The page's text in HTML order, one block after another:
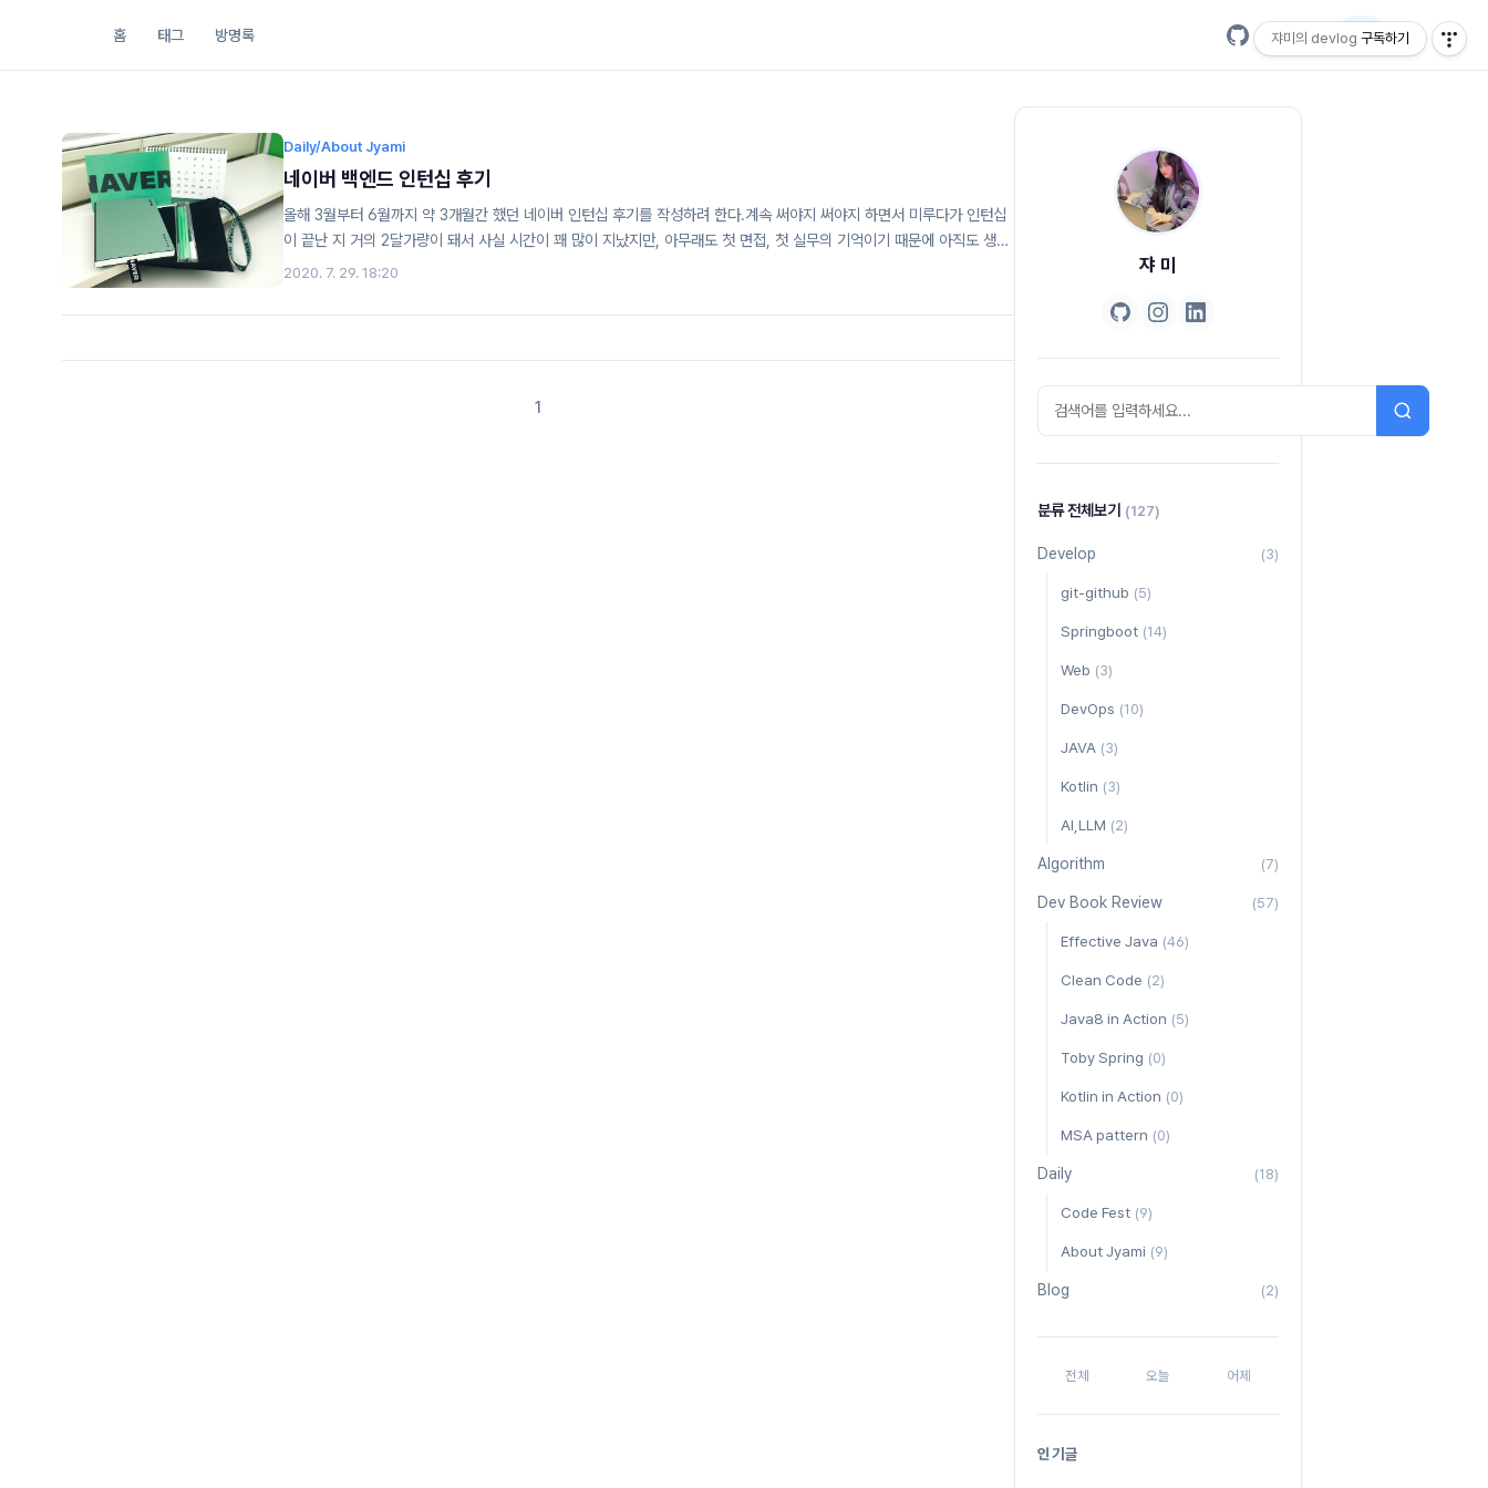
홈 태그 방명록 EN
Daily/About Jyami
네이버 백엔드 인턴십 후기
올해 3월부터 6월까지 약 3개월간 했던 네이버 인턴십 후기를 작성하려 한다.계속 써야지 써야지 하면서 미루다가 인턴십
이 끝난 지 거의 2달가량이 돼서 사실 시간이 꽤 많이 지났지만, 아무래도 첫 면접, 첫 실무의 기억이기 때문에 아직도 생생
해서 기록으로 남긴다 :) 인턴십 준비 과정1학년 때는 대학 개발 동아리를 위주로 2~3학년 때는 각종 회사 연계 대외활동을
만나고 나도 현직자로 나아가고 싶다는 생각을 가지게 되었다.그래서 3학년 2학기 말에는 네이버 핵 데이, 우아한 프리코스
2020. 7. 29. 18:20
1
쟈 미
분류 전체보기 (127)
Develop (3)
git-github (5)
Springboot (14)
Web (3)
DevOps (10)
JAVA (3)
Kotlin (3)
AI,LLM (2)
Algorithm (7)
Dev Book Review (57)
Effective Java (46)
Clean Code (2)
Java8 in Action (5)
Toby Spring (0)
Kotlin in Action (0)
MSA pattern (0)
Daily (18)
Code Fest (9)
About Jyami (9)
Blog (2)
전체 오늘 어제
쟈미의 devlog 구독하기